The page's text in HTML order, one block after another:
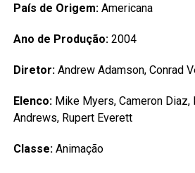
País de Origem:Americana
Ano de Produção: 2004
Diretor: Andrew Adamson, Conrad
Elenco: Mike Myers, Cameron Diaz,
Andrews, Rupert Everett
Classe:Animação